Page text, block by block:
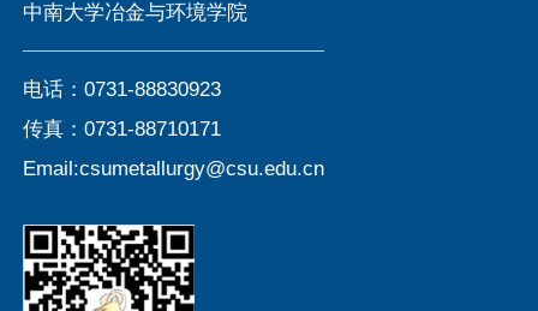
中南大学冶金与环境学院
电话：0731-88830923
传真：0731-88710171
Email:csumetallurgy@csu.edu.cn